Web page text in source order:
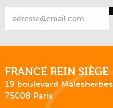
FRANCE REIN SIÈGE
19 boulevard Malesherbes
75008 Paris